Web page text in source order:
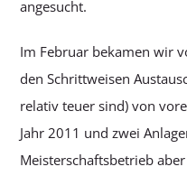
angesucht.
Im Februar bekamen wir
den Schrittweisen
relativ teuer sind) von
Jahr 2011 und zwei
Meisterschaftsbetrieb